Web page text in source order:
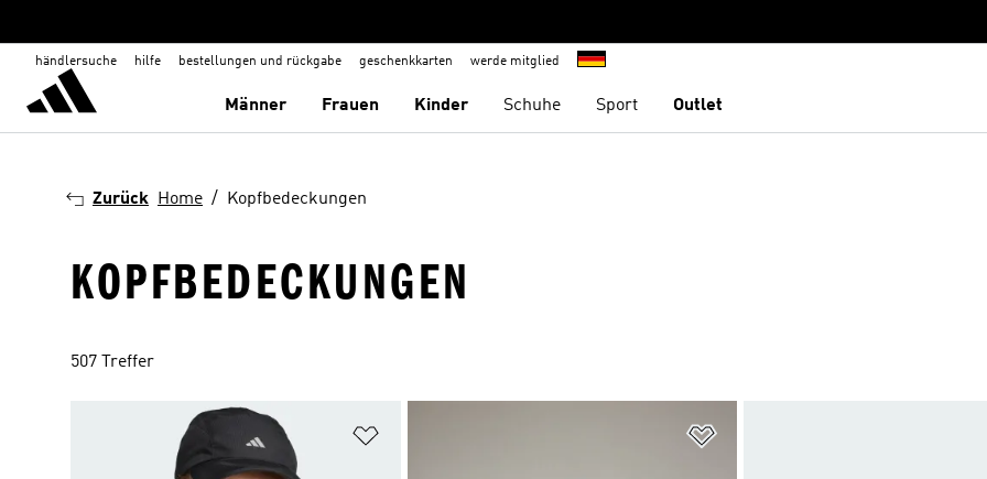
händlersuche hilfe bestellungen und rückgabe geschenkkarten werde mitglied
Männer Frauen Kinder Schuhe Sport Outlet
Zurück Home Kopfbedeckungen
KOPFBEDECKUNGEN
507 Treffer